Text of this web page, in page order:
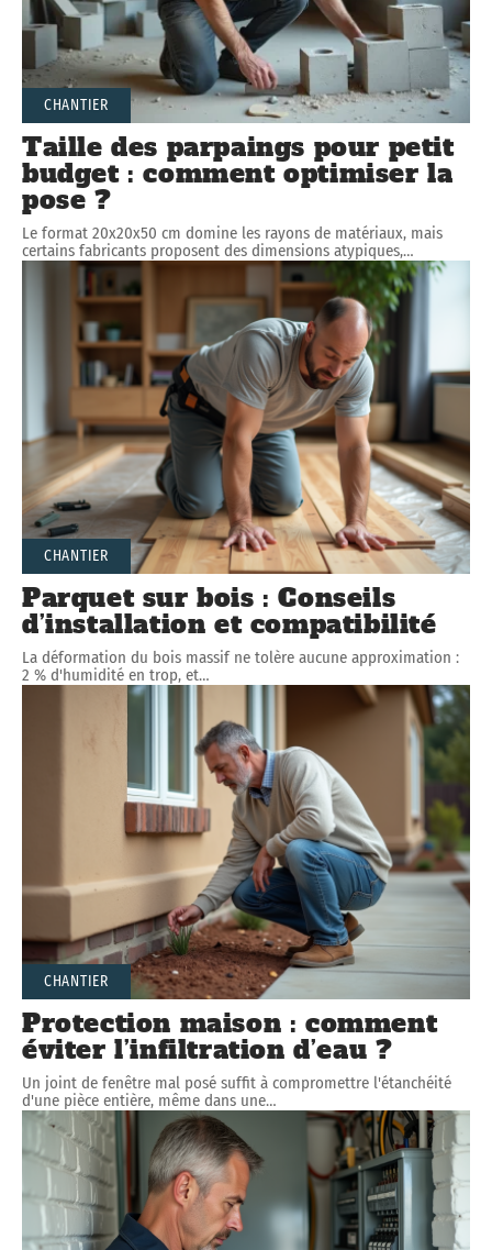
CHANTIER
Taille des parpaings pour petit
budget : comment optimiser la
pose ?
Le format 20x20x50 cm domine les rayons de matériaux, mais
certains fabricants proposent des dimensions atypiques,…
CHANTIER
Parquet sur bois : Conseils
d’installation et compatibilité
La déformation du bois massif ne tolère aucune approximation :
2 % d'humidité en trop, et…
CHANTIER
Protection maison : comment
éviter l’infiltration d’eau ?
Un joint de fenêtre mal posé suffit à compromettre l'étanchéité
d'une pièce entière, même dans une…